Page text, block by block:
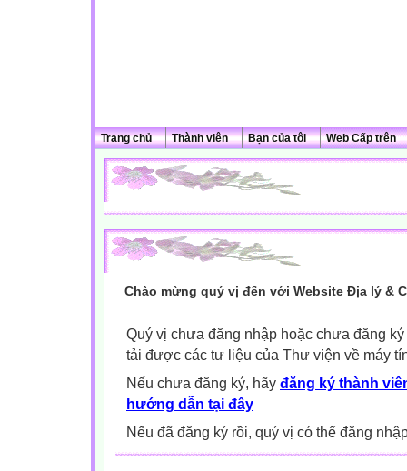
Trang chủ Thành viên Bạn của tôi Web Cấp trên
Chào mừng quý vị đến với Website Địa lý &
Quý vị chưa đăng nhập hoặc chưa đăng
tải được các tư liệu của Thư viện về máy
Nếu chưa đăng ký, hãy đăng ký thành
hướng dẫn tại đây
Nếu đã đăng ký rồi, quý vị có thể đăng